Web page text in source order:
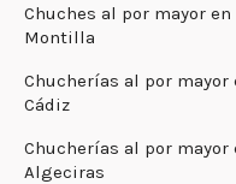
Chuches al por mayor en
Montilla
Chucherías al por mayor
Cádiz
Chucherías al por mayor
Algeciras